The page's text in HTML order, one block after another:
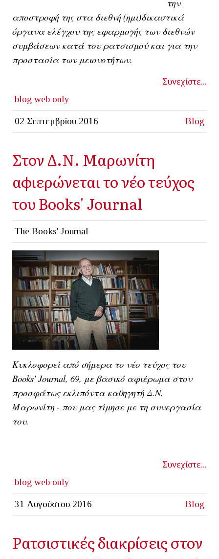
την
αποστροφή της στα διεθνή (ημι)δικαστικά
όργανα ελέγχου της εφαρμογής των διεθνών
συμβάσεων κατά του ρατσισμού και για την
προστασία των μειονοτήτων.
Συνεχίστε...
blog web only
02 Σεπτεμβρίου 2016 Blog
Στον Δ.Ν. Μαρωνίτη
αφιερώνεται το νέο τεύχος
του Books' Journal
The Books' Journal
Κυκλοφορεί από σήμερα το νέο τεύχος του
Books' Journal, 69, με βασικό αφιέρωμα στον
προσφάτως εκλιπόντα καθηγητή Δ.Ν.
Μαρωνίτη - που μας τίμησε με τη συνεργασία
του.
Συνεχίστε...
blog web only
31 Αυγούστου 2016 Blog
Ρατσιστικές διακρίσεις στον